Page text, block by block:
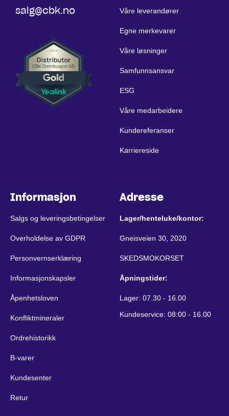
salg@cbk.no Våre leverandører
Egne merkevarer
Våre løsninger
Samfunnsansvar
ESG
Våre medarbeidere
Kundereferanser
Karriereside
Informasjon
Salgs og leveringsbetingelser
Overholdelse av GDPR
Personvernserklæring
Informasjonskapsler
Åpenhetsloven
Konfliktmineraler
Ordrehistorikk
B-varer
Kundesenter
Retur
Adresse
Lager/henteluke/kontor:
Gneisveien 30, 2020
SKEDSMOKORSET
Åpningstider:
Lager: 07.30 - 16.00
Kundeservice: 08:00 - 16.00